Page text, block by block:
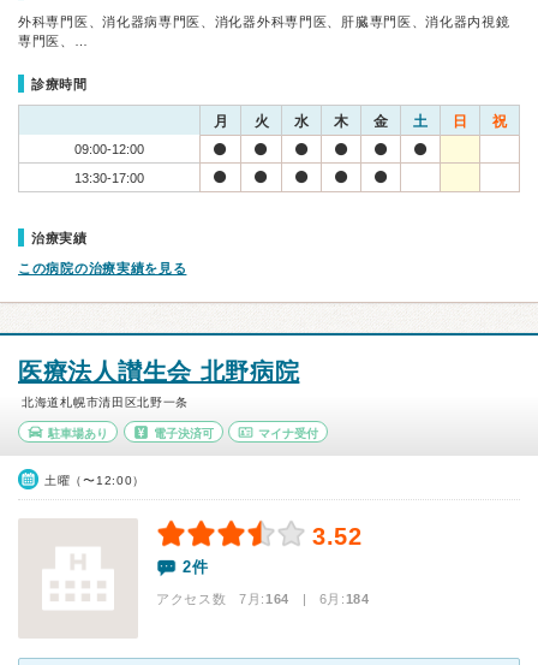
外科専門医、消化器病専門医、消化器外科専門医、肝臓専門医、消化器内視鏡
専門医、…
診療時間
月 火 水 木 金 土 日 祝
09:00-12:00
13:30-17:00
治療実績
この病院の治療実績を見る
医療法人讃生会 北野病院
北海道札幌市清田区北野一条
駐車場あり 電子決済可 マイナ受付
土曜（〜12:00）
3.52
2件
アクセス数 7月:164 | 6月:184